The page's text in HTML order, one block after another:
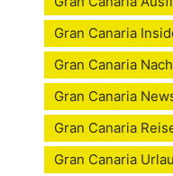
Gran Canaria
Gran Canaria
Gran Canaria
Gran Canaria
Gran Canaria